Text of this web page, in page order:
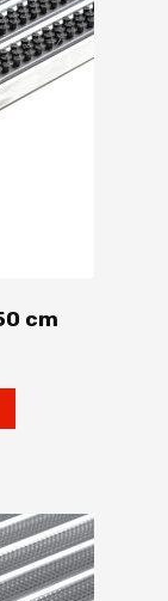
sivulla.
cm
tuotteella
Voit
tehdä
valinnat